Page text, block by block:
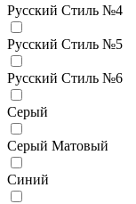
Русский Стиль №4
Русский Стиль №5
Русский Стиль №6
Серый
Серый Матовый
Синий